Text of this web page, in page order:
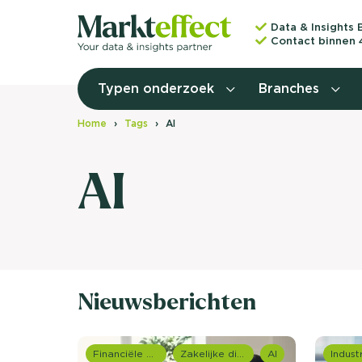
Data & Insights
Contact binnen
Typen onderzoek Branches
Home Tags AI
AI
Nieuwsberichten
Financiële dienstverlening Zakelijke dienstverlening (B2B) AI